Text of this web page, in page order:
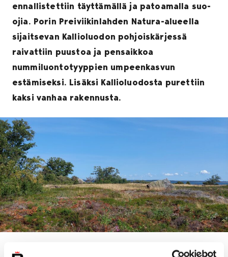
ennallistettiin täyttämällä ja patoamalla suo-
ojia. Porin Preiviikinlahden Natura-alueella
sijaitsevan Kallioluodon pohjoiskärjessä
raivattiin puustoa ja pensaikkoa
nummiluontotyyppien umpeenkasvun
estämiseksi. Lisäksi Kallioluodosta purettiin
kaksi vanhaa rakennusta.
Harjusuon luonnonhoitohanke parantaa suon